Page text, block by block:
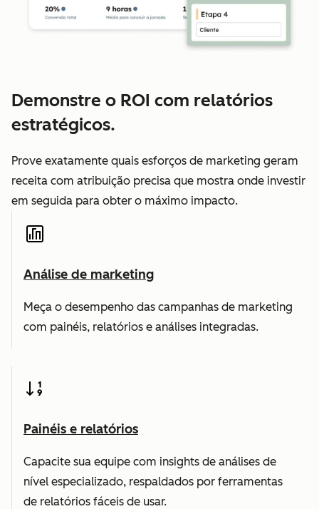
Demonstre o ROI com relatórios
estratégicos.
Prove exatamente quais esforços de marketing geram
receita com atribuição precisa que mostra onde investir
em seguida para obter o máximo impacto.
Análise de marketing
Meça o desempenho das campanhas de marketing
com painéis, relatórios e análises integradas.
Painéis e relatórios
Capacite sua equipe com insights de análises de
nível especializado, respaldados por ferramentas
de relatórios fáceis de usar.